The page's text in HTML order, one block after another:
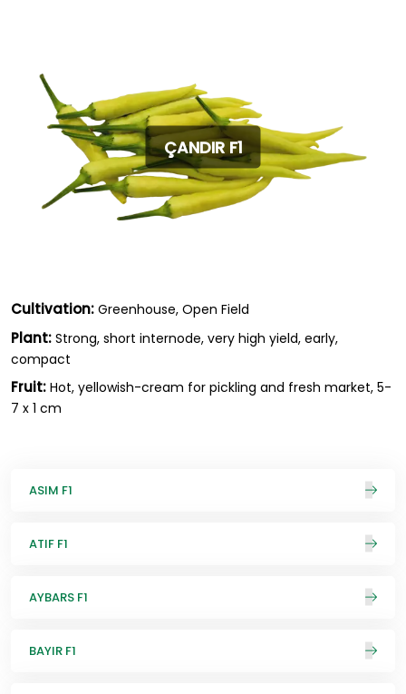
ÇANDIR F1
Cultivation: Greenhouse, Open Field
Plant: Strong, short internode, very high yield, early,
compact
Fruit: Hot, yellowish-cream for pickling and fresh market, 5-
7 x 1 cm
ASIM F1
ATIF F1
AYBARS F1
BAYIR F1